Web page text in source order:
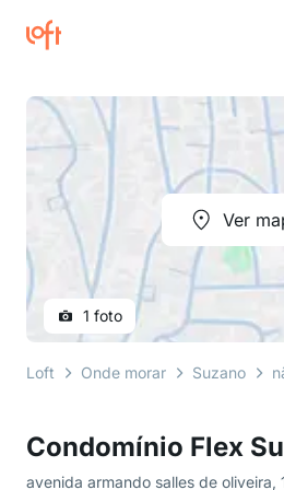
Condomínio Flex
avenida armando salles de oliveira,
Ver
1 foto
Loft Onde morar Suzano